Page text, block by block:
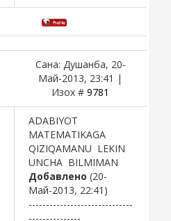
Сана: Душанба, 20-
Май-2013, 23:41 |
Изох # 9781
ADABIYOT
MATEMATIKAGA
QIZIQAMANU LEKIN
UNCHA BILMIMAN
Добавлено (20-
Май-2013, 22:41)
------------------------------
---------------